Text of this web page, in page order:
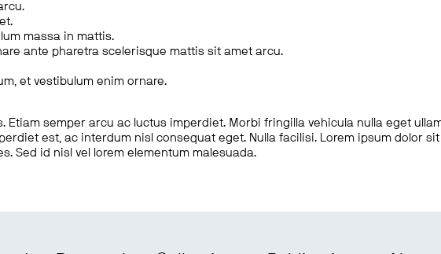
massa in mattis.
ante pharetra scelerisque mattis sit amet arcu.
et vestibulum enim ornare.
semper arcu ac luctus imperdiet. Morbi fringilla vehicula nulla eget
est, ac interdum nisl consequat eget. Nulla facilisi. Lorem ipsum dolor
Sed id nisl vel lorem elementum malesuada.